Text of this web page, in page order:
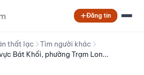
Đăng tin
thất lạc
Tìm người khác
Bát Khối, phường Trạm Lon...